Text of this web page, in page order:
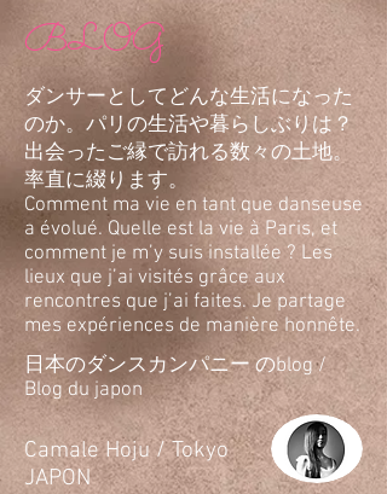
BLOG
ダンサーとしてどんな生活になった
のか。パリの生活や暮らしぶりは？
出会ったご縁で訪れる数々の土地。
率直に綴ります。
Comment ma vie en tant que danseuse
a évolué. Quelle est la vie à Paris, et
comment je m’y suis installée ? Les
lieux que j’ai visités grâce aux
rencontres que j’ai faites. Je partage
mes expériences de manière honnête.
日本のダンスカンパニー のblog /
Blog du japon
​Camale Hoju / Tokyo
JAPON